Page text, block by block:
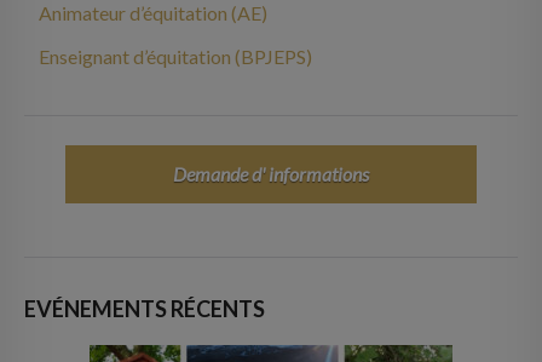
Animateur d’équitation (AE)
Enseignant d’équitation (BPJEPS)
Demande d' informations
EVÉNEMENTS RÉCENTS